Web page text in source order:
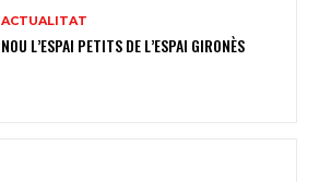
ACTUALITAT
NOU L’ESPAI PETITS DE L’ESPAI GIRONÈS